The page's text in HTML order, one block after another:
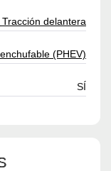
Tracción delantera
(PHEV)
SÍ